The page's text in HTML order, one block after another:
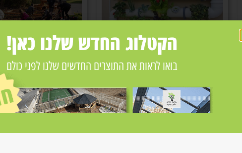
הקטלוג החדש שלנו כאן!
בואו לראות את התוצרים החדשים שלנו לפני כולם